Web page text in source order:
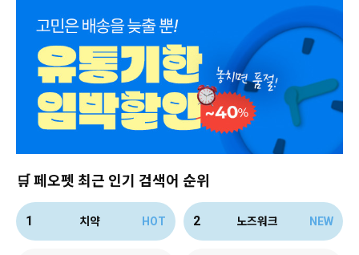
🛒 페오펫 최근 인기 검색어 순위
1 치약 HOT 2 노즈워크 NEW